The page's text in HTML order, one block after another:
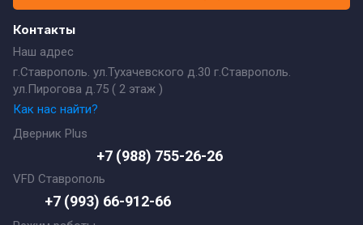
Контакты
Наш адрес
г.Ставрополь. ул.Тухачевского д.30 г.Ставрополь.
ул.Пирогова д.75 ( 2 этаж )
Как нас найти?
Дверник Plus
+7 (988) 755-26-26
VFD Ставрополь
+7 (993) 66-912-66